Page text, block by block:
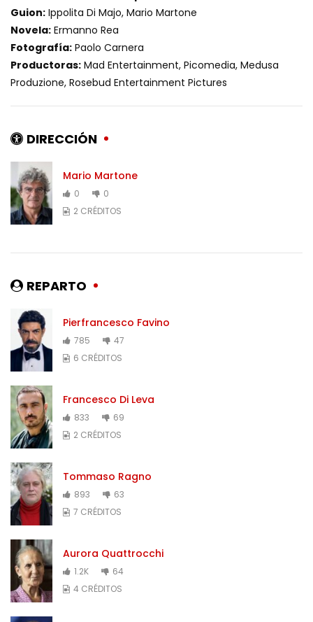
Guion: Ippolita Di Majo, Mario Martone
Novela: Ermanno Rea
Fotografía: Paolo Carnera
Productoras: Mad Entertainment, Picomedia, Medusa
Produzione, Rosebud Entertainment Pictures
DIRECCIÓN
Mario Martone
0
0
2 CRÉDITOS
REPARTO
Pierfrancesco Favino
785
47
6 CRÉDITOS
Francesco Di Leva
833
69
2 CRÉDITOS
Tommaso Ragno
893
63
7 CRÉDITOS
Aurora Quattrocchi
1.2K
64
4 CRÉDITOS